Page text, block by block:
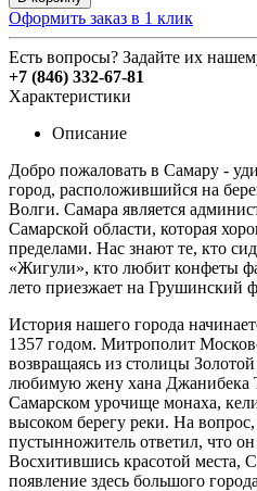
Оформить заказ в 1 клик
Есть вопросы? Задайте их
+7 (846) 332-67-81
Характеристики
Описание
Добро пожаловать в Самару -
город, расположившийся на
Волги. Самара является
Самарской области, которая
пределами. Нас знают те, кто
«Жигули», кто любит конфеты
лето приезжает на Грушинский
История нашего города
1357 годом. Митрополит
возвращаясь из столицы
любимую жену хана Джанибека
Самарском урочище монаха,
высоком берегу реки. На вопрос,
пустынножитель ответил, что
Восхитившись красотой места,
появление здесь большого